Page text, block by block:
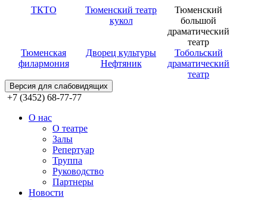
ТКТО
Тюменский театр
кукол
Тюменский
большой
драматический
театр
Тюменская
филармония
Дворец культуры
Нефтяник
Тобольский
драматический
театр
Версия для слабовидящих
+7 (3452) 68-77-77
О нас
О театре
Залы
Репертуар
Труппа
Руководство
Партнеры
Новости